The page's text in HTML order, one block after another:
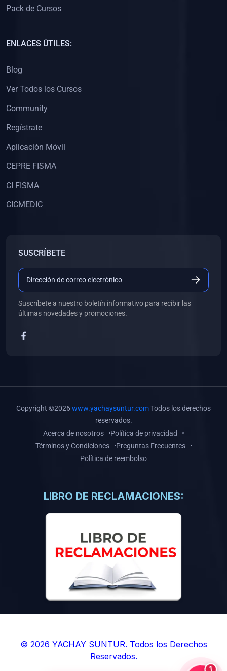
Pack de Cursos
ENLACES ÚTILES:
Blog
Ver Todos los Cursos
Community
Regístrate
Aplicación Móvil
CEPRE FISMA
CI FISMA
CICMEDIC
SUSCRÍBETE
Suscríbete a nuestro boletín informativo para recibir las
últimas novedades y promociones.
Copyright ©2026 www.yachaysuntur.comTodos los derechos
reservados.
Acerca de nosotros
Política de privacidad
Términos y Condiciones
Preguntas Frecuentes
Política de reembolso
LIBRO DE RECLAMACIONES:
© 2026 YACHAY SUNTUR. Todos los Derechos
Reservados.